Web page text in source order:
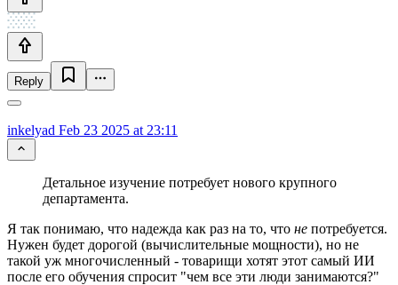
Reply
inkelyad Feb 23 2025 at 23:11
Детальное изучение потребует нового крупного
департамента.
Я так понимаю, что надежда как раз на то, что не потребуется.
Нужен будет дорогой (вычислительные мощности), но не
такой уж многочисленный - товарищи хотят этот самый ИИ
после его обучения спросит "чем все эти люди занимаются?"